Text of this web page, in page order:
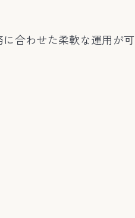
合わせた柔軟な運用が可